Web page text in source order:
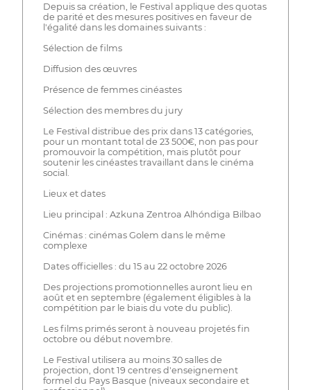
Depuis sa création, le Festival applique des quotas
de parité et des mesures positives en faveur de
l'égalité dans les domaines suivants :
Sélection de films
Diffusion des œuvres
Présence de femmes cinéastes
Sélection des membres du jury
Le Festival distribue des prix dans 13 catégories,
pour un montant total de 23 500€, non pas pour
promouvoir la compétition, mais plutôt pour
soutenir les cinéastes travaillant dans le cinéma
social.
Lieux et dates
Lieu principal : Azkuna Zentroa Alhóndiga Bilbao
Cinémas : cinémas Golem dans le même
complexe
Dates officielles : du 15 au 22 octobre 2026
Des projections promotionnelles auront lieu en
août et en septembre (également éligibles à la
compétition par le biais du vote du public).
Les films primés seront à nouveau projetés fin
octobre ou début novembre.
Le Festival utilisera au moins 30 salles de
projection, dont 19 centres d'enseignement
formel du Pays Basque (niveaux secondaire et